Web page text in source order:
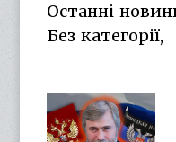
YouTube
Останні
Без категорії,